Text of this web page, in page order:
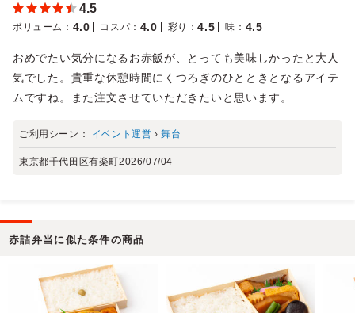
4.5
ボリューム ： 4.0 コスパ ： 4.0 彩り ：4.5 味 ： 4.5
おめでたい気分になるお赤飯が、とっても美味しかったと大人
気でした。貴重な休憩時間にくつろぎのひとときとなるアイテ
ムですね。また注文させていただきたいと思います。
ご利用シーン： イベント運営 ›舞台
東京都千代田区有楽町2026/07/04
赤詰弁当に似た条件の商品